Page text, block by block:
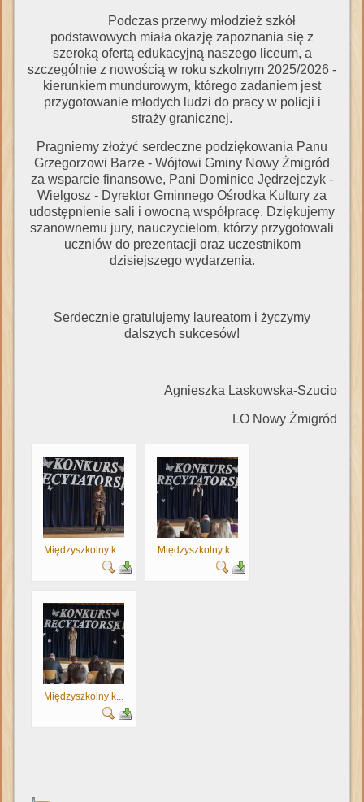
Podczas przerwy młodzież szkół
podstawowych miała okazję zapoznania się z
szeroką ofertą edukacyjną naszego liceum, a
szczególnie z nowością w roku szkolnym 2025/2026 -
kierunkiem mundurowym, którego zadaniem jest
przygotowanie młodych ludzi do pracy w policji i
straży granicznej.
Pragniemy złożyć serdeczne podziękowania Panu
Grzegorzowi Barze - Wójtowi Gminy Nowy Żmigród
za wsparcie finansowe, Pani Dominice Jędrzejczyk -
Wielgosz - Dyrektor Gminnego Ośrodka Kultury za
udostępnienie sali i owocną współpracę. Dziękujemy
szanownemu jury, nauczycielom, którzy przygotowali
uczniów do prezentacji oraz uczestnikom
dzisiejszego wydarzenia.
Serdecznie gratulujemy laureatom i życzymy
dalszych sukcesów!
Agnieszka Laskowska-Szucio
LO Nowy Żmigród
Międzyszkolny k... Międzyszkolny k...
Międzyszkolny k...